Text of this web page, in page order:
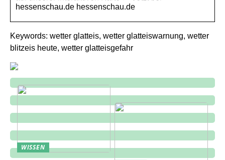
hessenschau.de hessenschau.de
Keywords: wetter glatteis, wetter glatteiswarnung, wetter
blitzeis heute, wetter glatteisgefahr
WISSEN